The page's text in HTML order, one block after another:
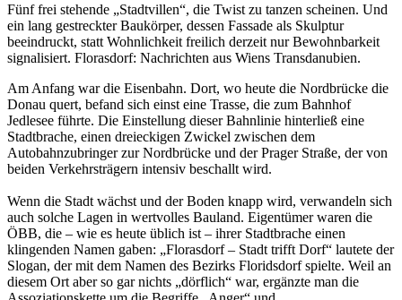
Fünf frei stehende „Stadtvillen“, die Twist zu tanzen scheinen. Und
ein lang gestreckter Baukörper, dessen Fassade als Skulptur
beeindruckt, statt Wohnlichkeit freilich derzeit nur Bewohnbarkeit
signalisiert. Florasdorf: Nachrichten aus Wiens Transdanubien.
Am Anfang war die Eisenbahn. Dort, wo heute die Nordbrücke die
Donau quert, befand sich einst eine Trasse, die zum Bahnhof
Jedlesee führte. Die Einstellung dieser Bahnlinie hinterließ eine
Stadtbrache, einen dreieckigen Zwickel zwischen dem
Autobahnzubringer zur Nordbrücke und der Prager Straße, der von
beiden Verkehrsträgern intensiv beschallt wird.
Wenn die Stadt wächst und der Boden knapp wird, verwandeln sich
auch solche Lagen in wertvolles Bauland. Eigentümer waren die
ÖBB, die – wie es heute üblich ist – ihrer Stadtbrache einen
klingenden Namen gaben: „Florasdorf – Stadt trifft Dorf“ lautete der
Slogan, der mit dem Namen des Bezirks Floridsdorf spielte. Weil an
diesem Ort aber so gar nichts „dörflich“ war, ergänzte man die